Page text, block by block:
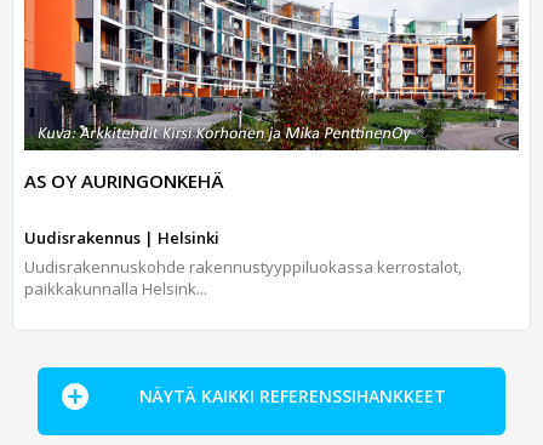
AS OY AURINGONKEHÄ
Uudisrakennus | Helsinki
Uudisrakennuskohde rakennustyyppiluokassa kerrostalot,
paikkakunnalla Helsink...
NÄYTÄ KAIKKI REFERENSSIHANKKEET